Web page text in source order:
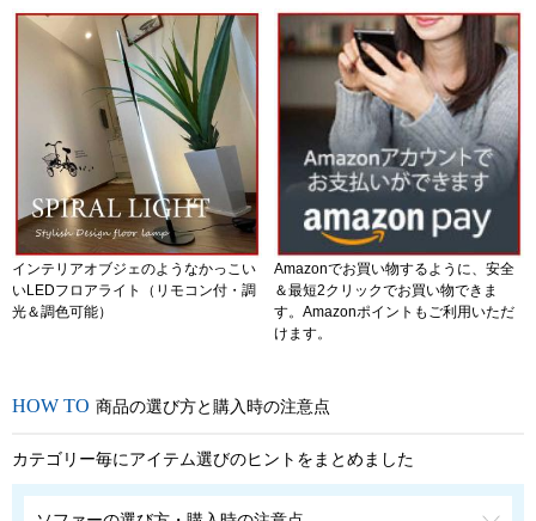
インテリアオブジェのようなかっこい
いLEDフロアライト（リモコン付・調
光＆調色可能）
Amazonでお買い物するように、安全
＆最短2クリックでお買い物できま
す。Amazonポイントもご利用いただ
けます。
商品の選び方と購入時の注意点
カテゴリー毎にアイテム選びのヒントをまとめました